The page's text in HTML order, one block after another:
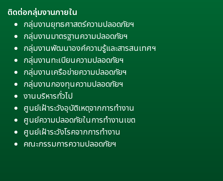
ติดต่อกลุ่มงานภายใน
กลุ่มงานยุทธศาสตร์ความปลอดภัยฯ
กลุ่มงานมาตรฐานความปลอดภัยฯ
กลุ่มงานพัฒนาองค์ความรู้และสารสนเทศฯ
กลุ่มงานทะเบียนความปลอดภัยฯ
กลุ่มงานเครือข่ายความปลอดภัยฯ
กลุ่มงานกองทุนความปลอดภัยฯ
งานบริหารทั่วไป
ศูนย์เฝ้าระวังอุบัติเหตุจากการทำงาน
ศูนย์ความปลอดภัยในการทำงานเขต
ศูนย์เฝ้าระวังโรคจากการทำงาน
คณะกรรมการความปลอดภัยฯ